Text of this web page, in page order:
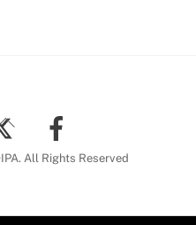
To
Top
All Rights Reserved